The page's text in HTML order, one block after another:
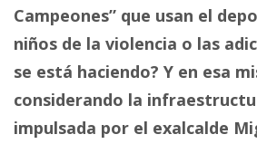
Campeones” que usan el
niños de la violencia o las
se está haciendo? Y en esa
considerando la
impulsada por el exalcalde